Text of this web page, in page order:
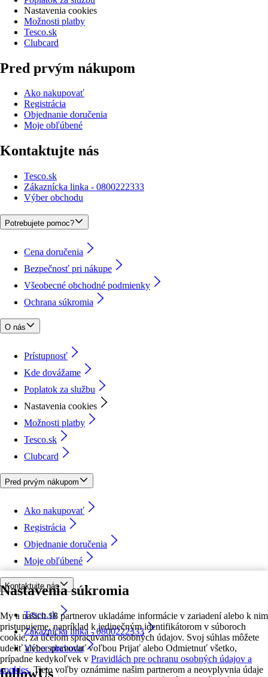
Nastavenia súkromia
My a našich 18 partnerov ukladáme informácie v zariadení alebo k nim
pristupujeme, napríklad k jedinečným identifikátorom v súboroch
cookie, za účelom spracúvania osobných údajov. Svoj súhlas môžete
udeliť alebo spravovať voľbou Prijať alebo Odmietnuť všetko,
prípadne kedykoľvek v Pravidlách pre ochranu osobných údajov a
cookies. Tieto voľby oznámime našim partnerom a neovplyvnia údaje
Nastavenia cookies
Možnosti platby
Tesco.sk
Clubcard
Pred prvým nákupom
Ako nakupovať
Registrácia
Objednanie doručenia
Moje obľúbené
Kontaktujte nás
Tesco.sk
Zákaznícka linka - 0800222333
Výber obchodu
Potrebujete pomoc?
Cena doručenia
Bezpečnosť pri nákupe
Všeobecné obchodné podmienky
Ochrana súkromia
O nás
Prístupnosť
Kde dovážame
Poplatok za službu
Nastavenia cookies
Možnosti platby
Tesco.sk
Clubcard
Pred prvým nákupom
Ako nakupovať
Registrácia
Objednanie doručenia
Moje obľúbené
Kontaktujte nás
Tesco.sk
Zákaznícka linka - 0800222333
Výber obchodu
followUs